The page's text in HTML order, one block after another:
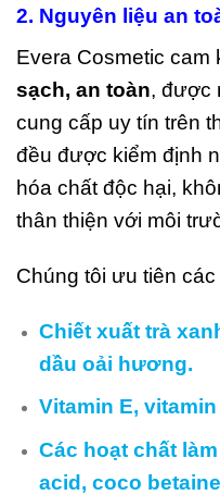
2. Nguyên liệu an
Evera Cosmetic cam
sạch, an toàn, được
cung cấp uy tín trên
đều được kiểm định
hóa chất độc hại,
thân thiện với môi
Chúng tôi ưu tiên
Chiết xuất trà
dầu oải hương.
Vitamin E,
Các hoạt chất
acid, coco